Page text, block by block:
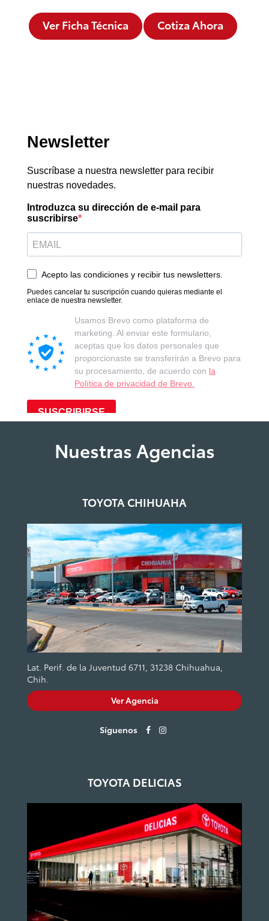
Ver Ficha Técnica Cotiza Ahora
Nuestras Agencias
TOYOTA CHIHUAHA
Lat. Perif. de la Juventud 6711, 31238 Chihuahua,
Chih.
Ver Agencia
Síguenos
TOYOTA DELICIAS